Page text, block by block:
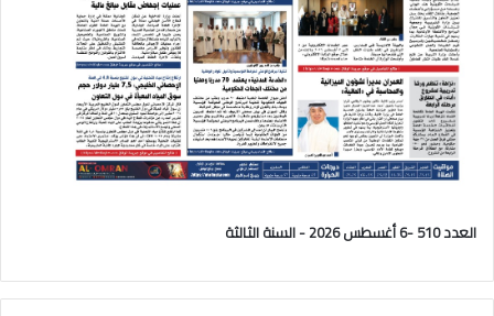
العدد 510 -6 أغسطس 2026 - السنة الثالثة